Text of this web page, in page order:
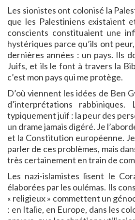
Les sionistes ont colonisé la
que les Palestiniens existaient
conscients constituaient une
hystériques parce qu’ils ont
dernières années : un pays. Ils
Juifs, et ils le font à travers la
c’est mon pays qui me protège.
D’où viennent les idées de Ben
d’interprétations
typiquement juif : la peur des
un drame jamais digéré. Je
et la Constitution européenne.
parler de ces problèmes, mais
très certainement en train de
Les nazi-islamistes lisent le
élaborées par les oulémas. Ils
« religieux » commettent un
: en Italie, en Europe, dans les